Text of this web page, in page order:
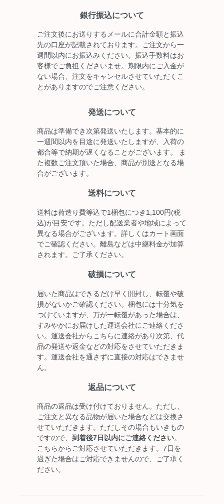
銀行振込について
ご注文後にお送りするメールに合計金額と振込
先の口座が記載されております。ご注文から一
週間以内にお振込みください。振込手数料はお
客様でご負担くださいませ。期限内にご入金が
ない場合、注文をキャンセルさせていただくこ
とがありますのでご注意ください。
発送について
商品は準備でき次第発送いたします。基本的に
一週間以内を目途に発送いたしますが、入荷の
都合等で納期が遅くなることがございます。 ま
た複数ご注文頂いた場合、商品が別送となる場
合がございます。
送料について
送料は荷造り費等込で1梱包につき1,100円(税
込)が目安です。ただし配送業者や地域によって
異なる場合がございます。詳しくはカート画面
でご確認ください。離島などは中継料金が加算
されます。ご了承ください。
破損について
届いた商品はできるだけ早く開封し、転覆や破
損がないかご確認ください。梱包には十分気を
つけていますが、万が一転覆があった場合は、
すみやかにお届けした運送会社にご連絡くださ
い。運送会社からこちらに連絡があり次第、代
品の発送や返金などの対応をさせていただきま
す。運送会社を通さずに直接の対応はできませ
ん。
返品について
商品の返品は受け付けておりません。ただし、
ご注文と異なる品物が届いた場合などは交換さ
せていただきます。ただしその場合もいきもの
ですので、 到着後7日以内にご連絡ください。
こちらからご対応させていただきます。7日を
過ぎた場合はご対応できませんので、ご了承く
ださい。